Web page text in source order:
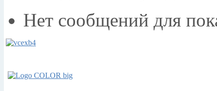
Нет сообщений для